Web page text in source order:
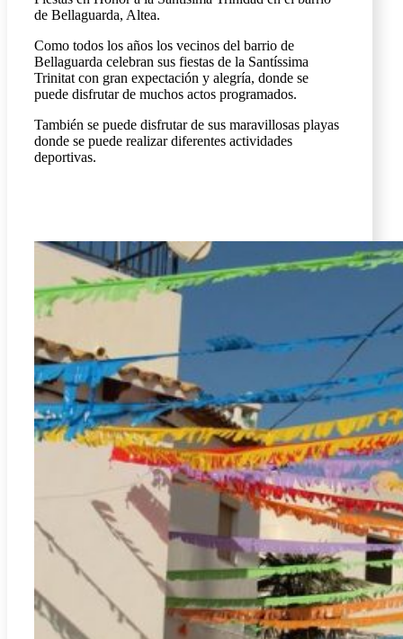
de Bellaguarda, Altea.
Como todos los años los vecinos del barrio de
Bellaguarda celebran sus fiestas de la Santíssima
Trinitat con gran expectación y alegría, donde se
puede disfrutar de muchos actos programados.
También se puede disfrutar de sus maravillosas playas
donde se puede realizar diferentes actividades
deportivas.